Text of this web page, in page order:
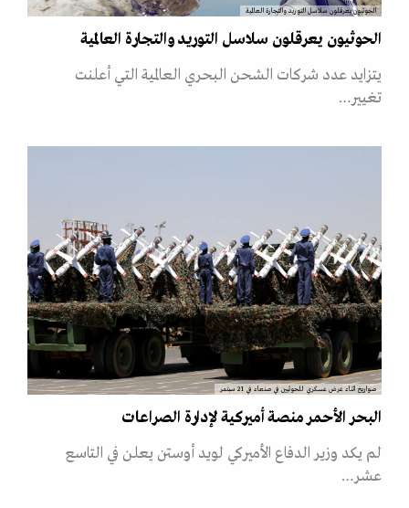
الحوثيون يعرقلون سلاسل التوريد والتجارة العالمية
الحوثيون يعرقلون سلاسل التوريد والتجارة العالمية
يتزايد عدد شركات الشحن البحري العالمية التي أعلنت
تغيير…
صواريخ اثناء عرض عسكري للحوثيين في صنعاء في 21 سبتمر
البحر الأحمر منصة أميركية لإدارة الصراعات
لم يكد وزير الدفاع الأميركي لويد أوستن يعلن في التاسع
عشر…